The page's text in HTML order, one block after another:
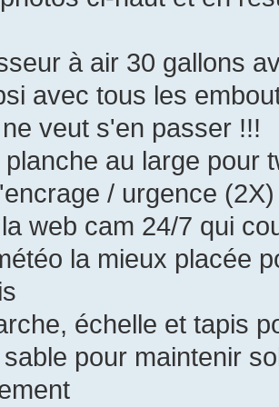
à air 30 gallons
avec tous les
veut s'en passer !!!
au large pour
/ urgence (2X)
web cam 24/7 qui
la mieux placée
échelle et tapis
pour maintenir